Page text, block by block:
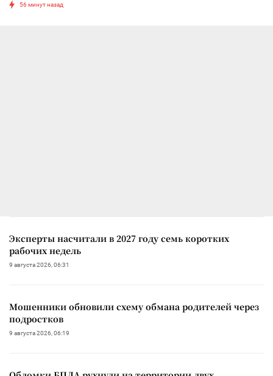
56 минут назад
Эксперты насчитали в 2027 году семь коротких
рабочих недель
9 августа 2026, 06:31
Мошенники обновили схему обмана родителей через
подростков
9 августа 2026, 06:19